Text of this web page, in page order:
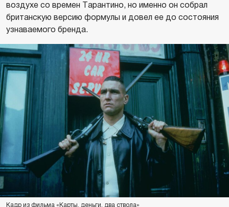
воздухе со времен Тарантино, но именно он собрал
британскую версию формулы и довел ее до состояния
узнаваемого бренда.
Кадр из фильма «Карты, деньги, два ствола»